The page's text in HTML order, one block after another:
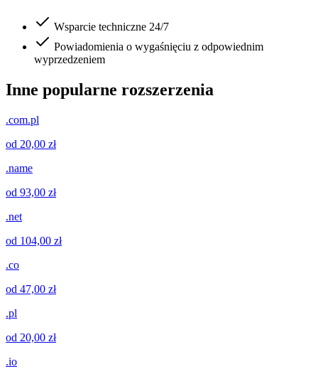
Wsparcie techniczne 24/7
Powiadomienia o wygaśnięciu z odpowiednim
wyprzedzeniem
Inne popularne rozszerzenia
.com.pl
od 20,00 zł
.name
od 93,00 zł
.net
od 104,00 zł
.co
od 47,00 zł
.pl
od 20,00 zł
.io